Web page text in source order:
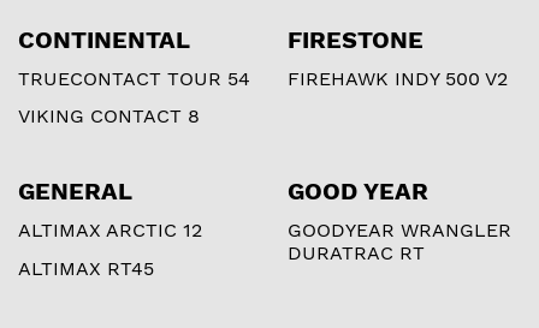
CONTINENTAL
TRUECONTACT TOUR 54
VIKING CONTACT 8
FIRESTONE
FIREHAWK INDY 500 V2
GENERAL
ALTIMAX ARCTIC 12
ALTIMAX RT45
GOOD YEAR
GOODYEAR WRANGLER
DURATRAC RT